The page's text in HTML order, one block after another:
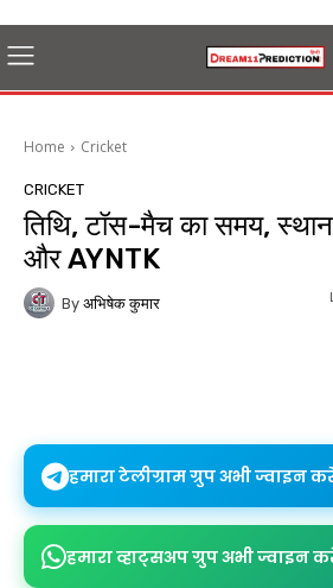
Home Cricket
CRICKET
तिथि, टॉस-मैच का समय,
और AYNTK
By अभिषेक कुमार
हमारा टेलीग्राम ग्रुप अभी ज्वाइन
हमारा व्हाट्सअप ग्रुप अभी ज्वाइन